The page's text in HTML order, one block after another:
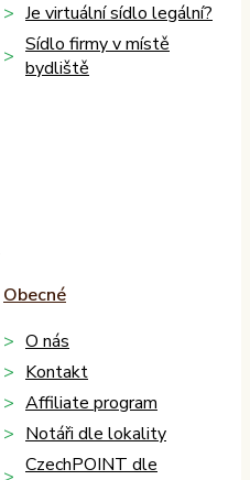
Je virtuální sídlo legální?
Sídlo firmy v místě
bydliště
Obecné
O nás
Kontakt
Affiliate program
Notáři dle lokality
CzechPOINT dle